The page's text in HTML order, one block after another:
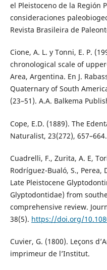
el Pleistoceno de la Región
consideraciones
Revista Brasileira de
Cione, A. L. y Tonni, E. P.
chronological scale of
Area, Argentina. En J.
Quaternary of South
(23–51). A.A. Balkema
Cope, E.D. (1889). The
Naturalist, 23(272), 657–664.
Cuadrelli, F., Zurita, A. E,
Rodríguez-Bualó, S., Perea,
Late Pleistocene
Glyptodontidae) from
comprehensive review.
38(5). https://doi.org/
Cuvier, G. (1800). Leçons
imprimeur de l’Institut.